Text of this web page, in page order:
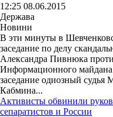
12:25 08.06.2015
Держава
Новини
В эти минуты в
заседание по делу
Александра Пивнюка
Информационного
заседание одиозный судья
Кабмина...
Активисты обвинили
сепаратистов и России